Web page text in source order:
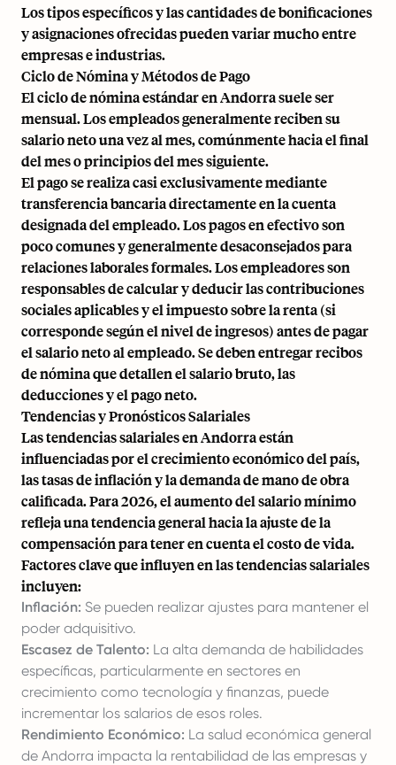
Los tipos específicos y las cantidades de bonificaciones
y asignaciones ofrecidas pueden variar mucho entre
empresas e industrias.
Ciclo de Nómina y Métodos de Pago
El ciclo de nómina estándar en Andorra suele ser
mensual. Los empleados generalmente reciben su
salario neto una vez al mes, comúnmente hacia el final
del mes o principios del mes siguiente.
El pago se realiza casi exclusivamente mediante
transferencia bancaria directamente en la cuenta
designada del empleado. Los pagos en efectivo son
poco comunes y generalmente desaconsejados para
relaciones laborales formales. Los empleadores son
responsables de calcular y deducir las contribuciones
sociales aplicables y el impuesto sobre la renta (si
corresponde según el nivel de ingresos) antes de pagar
el salario neto al empleado. Se deben entregar recibos
de nómina que detallen el salario bruto, las
deducciones y el pago neto.
Tendencias y Pronósticos Salariales
Las tendencias salariales en Andorra están
influenciadas por el crecimiento económico del país,
las tasas de inflación y la demanda de mano de obra
calificada. Para 2026, el aumento del salario mínimo
refleja una tendencia general hacia la ajuste de la
compensación para tener en cuenta el costo de vida.
Factores clave que influyen en las tendencias salariales
incluyen:
Inflación: Se pueden realizar ajustes para mantener el
poder adquisitivo.
Escasez de Talento: La alta demanda de habilidades
específicas, particularmente en sectores en
crecimiento como tecnología y finanzas, puede
incrementar los salarios de esos roles.
Rendimiento Económico: La salud económica general
de Andorra impacta la rentabilidad de las empresas y